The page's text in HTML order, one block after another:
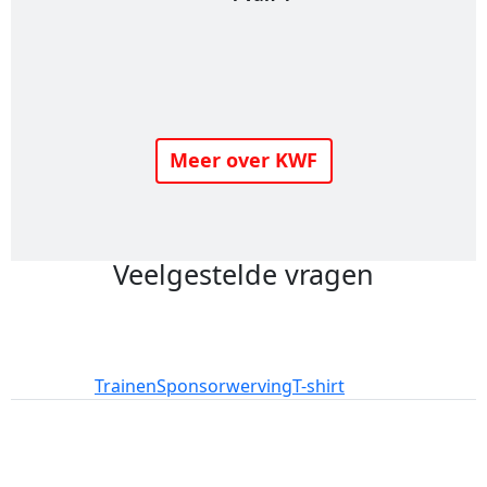
Meer over KWF
Veelgestelde vragen
TrainenSponsorwervingT-shirt